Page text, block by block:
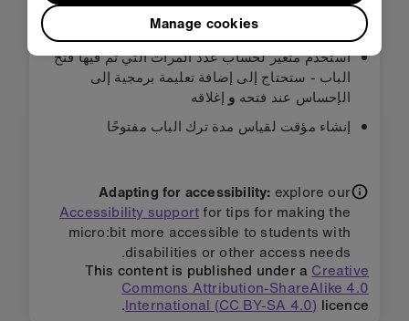
قم بإضافة مكبر صوت ومنبه صوتي
استخدم متغير لحساب عدد المرات التي تم فيها فتح
الباب - ستحتاج إلى إضافة تعليمة برمجية إلى
الإحساس عند فتحه و إغلاقه
إنشاء مؤقت لقياس مدة ترك الباب مفتوحًا
Adapting for accessibility: explore our
Accessibility supportfor tips for making the
micro:bit more accessible to students with
disabilities or other access needs.
This content is published under a Creative
Commons Attribution-ShareAlike 4.0
International (CC BY-SA 4.0) licence.
Manage cookies